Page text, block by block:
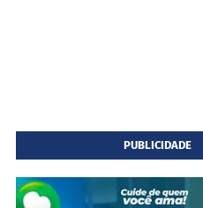
PUBLICIDADE